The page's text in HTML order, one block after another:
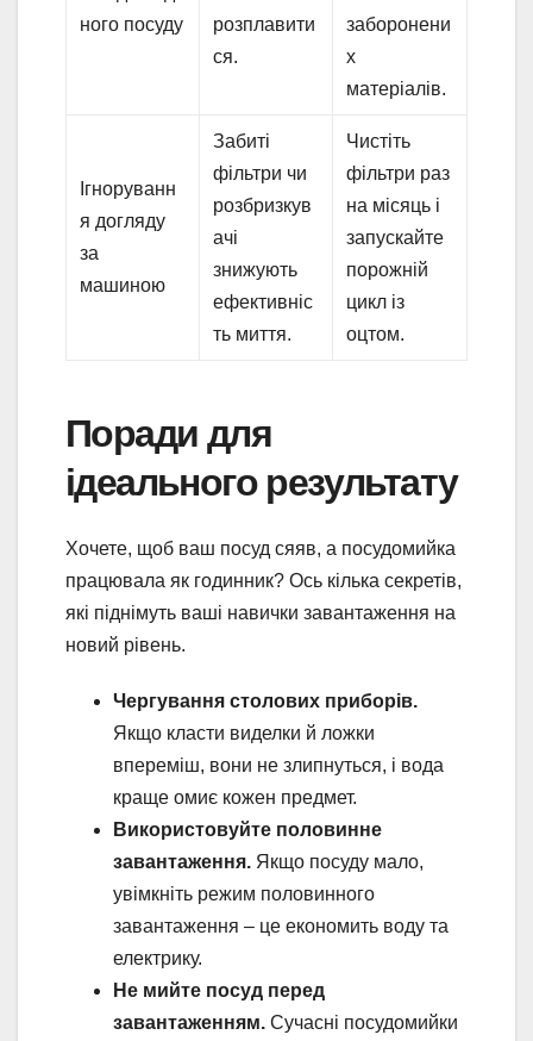
ного посуду
розплавити
ся.
заборонени
х
матеріалів.
Ігноруванн
я догляду
за
машиною
Забиті
фільтри чи
розбризкув
ачі
знижують
ефективніс
ть миття.
Чистіть
фільтри раз
на місяць і
запускайте
порожній
цикл із
оцтом.
Поради для
ідеального результату
Хочете, щоб ваш посуд сяяв, а посудомийка
працювала як годинник? Ось кілька секретів,
які піднімуть ваші навички завантаження на
новий рівень.
Чергування столових приборів.
Якщо класти виделки й ложки
впереміш, вони не злипнуться, і вода
краще омиє кожен предмет.
Використовуйте половинне
завантаження. Якщо посуду мало,
увімкніть режим половинного
завантаження – це економить воду та
електрику.
Не мийте посуд перед
завантаженням. Сучасні посудомийки